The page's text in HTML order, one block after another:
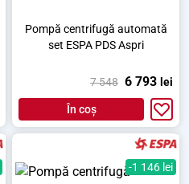
Pompă centrifugă automată
set ESPA PDS Aspri
7 548 6 793 lei
În coș
-1 146 lei